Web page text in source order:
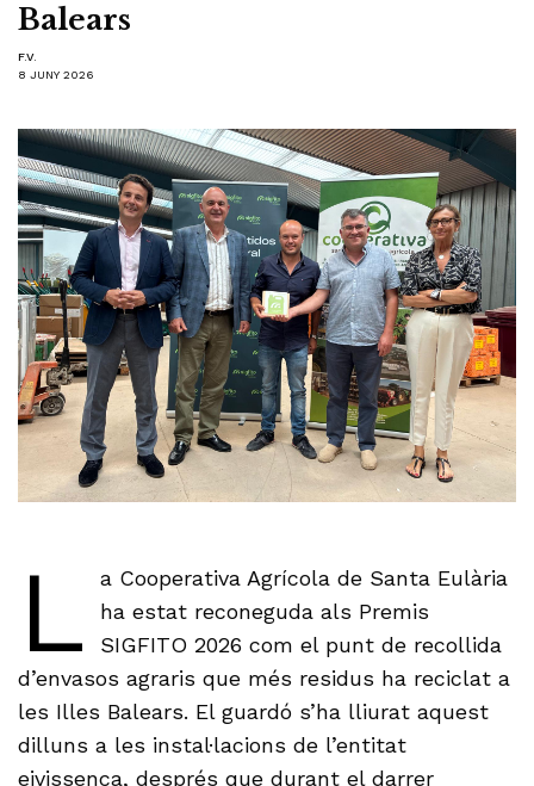
Balears
F.V.
8 JUNY 2026
L
a Cooperativa Agrícola de Santa Eulària
ha estat reconeguda als Premis
SIGFITO 2026 com el punt de recollida
d’envasos agraris que més residus ha reciclat a
les Illes Balears. El guardó s’ha lliurat aquest
dilluns a les instal·lacions de l’entitat
eivissenca, després que durant el darrer